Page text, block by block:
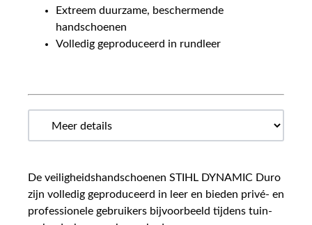
Extreem duurzame, beschermende
handschoenen
Volledig geproduceerd in rundleer
De veiligheidshandschoenen STIHL DYNAMIC Duro
zijn volledig geproduceerd in leer en bieden privé- en
professionele gebruikers bijvoorbeeld tijdens tuin-